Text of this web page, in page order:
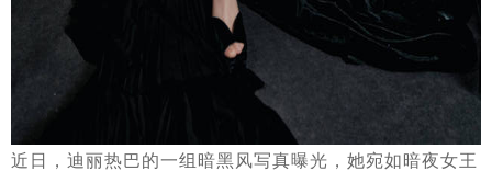
近日，迪丽热巴的一组暗黑风写真曝光，她宛如暗夜女王